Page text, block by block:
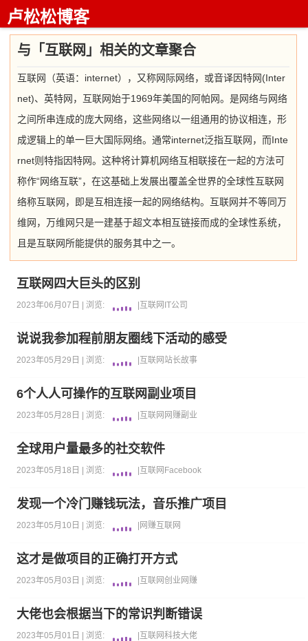
卢松松博客
与「互联网」相关的文章聚合
互联网（英语：internet），又称网际网络，或音译因特网(Inter
net)、英特网，互联网始于1969年美国的阿帕网。是网络与网络
之间所串连成的庞大网络，这些网络以一组通用的协议相连，形
成逻辑上的单一巨大国际网络。通常internet泛指互联网，而Inte
rnet则特指因特网。这种将计算机网络互相联接在一起的方法可
称作“网络互联”，在这基础上发展出覆盖全世界的全球性互联网
络称互联网，即是互相连接一起的网络结构。互联网并不等同万
维网，万维网只是一建基于超文本相互链接而成的全球性系统，
且是互联网所能提供的服务其中之一。
互联网四大巨头的区别
2023年06月07日 | 浏览: 互联网 IT公司
说说我参加程前朋友圈线下活动的感受
2023年05月29日 | 浏览: 互联网站长故事
6个人人可操作的互联网副业项目
2023年05月28日 | 浏览: 互联网 网赚副业
全球用户量最多的社交软件
2023年05月18日 | 浏览: 互联网 Facebook
发现一个冷门赚钱玩法，音乐推广项目
2023年05月10日 | 浏览: 网赚互联网
这才是做项目的正确打开方式
2023年05月03日 | 浏览: 互联网创业网赚
大佬也会根据当下的常识判断错误
2023年05月01日 | 浏览: 互联网科技大佬